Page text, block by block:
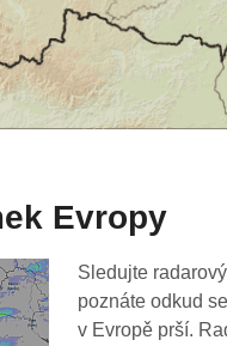
Evropy
Sledujte
poznáte odkud
v Evropě prší.